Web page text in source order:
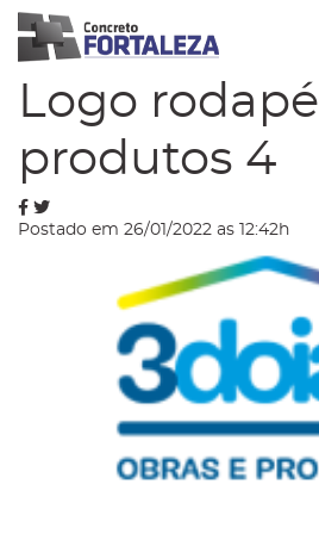
Blog
Logo rodapé
produtos 4
Postado em 26/01/2022 as 12:42h